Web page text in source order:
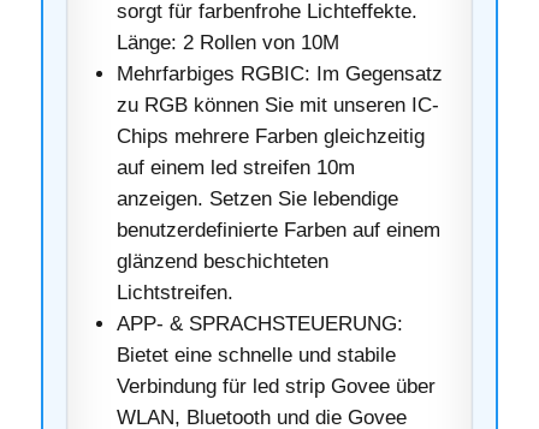
sorgt für farbenfrohe Lichteffekte.
Länge: 2 Rollen von 10M
Mehrfarbiges RGBIC: Im Gegensatz
zu RGB können Sie mit unseren IC-
Chips mehrere Farben gleichzeitig
auf einem led streifen 10m
anzeigen. Setzen Sie lebendige
benutzerdefinierte Farben auf einem
glänzend beschichteten
Lichtstreifen.
APP- & SPRACHSTEUERUNG:
Bietet eine schnelle und stabile
Verbindung für led strip Govee über
WLAN, Bluetooth und die Govee